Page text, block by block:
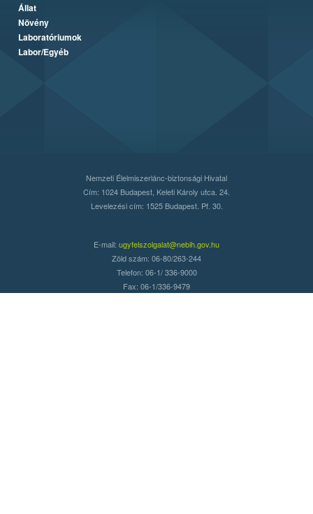
Állat
Növény
Laboratóriumok
Labor/Egyéb
Nemzeti Élelmiszerlánc-biztonsági Hivatal
Cím: 1024 Budapest, Keleti Károly utca. 24.
Levelezési cím: 1525 Budapest. Pf. 30.
E-mail: ugyfelszolgalat@nebih.gov.hu
Zöld szám: 06-80/263-244
Telefon: 06-1/ 336-9000
Fax: 06-1/336-9479